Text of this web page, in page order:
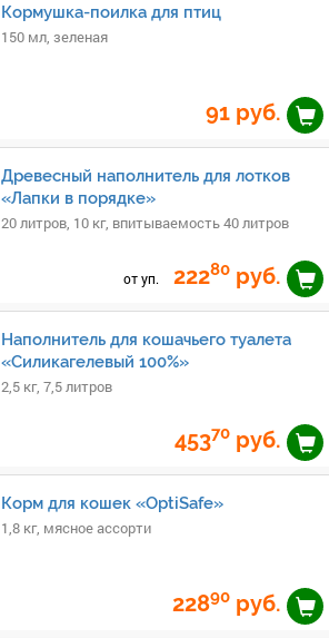
Кормушка-поилка для птиц
150 мл, зеленая
91 руб.
Древесный наполнитель для лотков
«Лапки в порядке»
20 литров, 10 кг, впитываемость 40 литров
от уп. 22280 руб.
Наполнитель для кошачьего туалета
«Силикагелевый 100%»
2,5 кг, 7,5 литров
45370 руб.
Корм для кошек «OptiSafe»
1,8 кг, мясное ассорти
22890 руб.